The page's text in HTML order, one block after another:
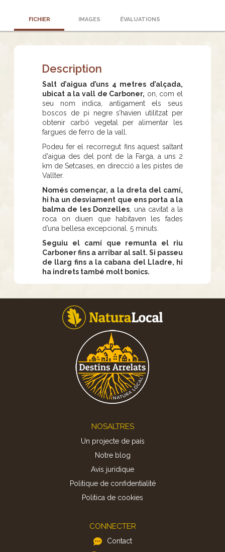
FICHIER IMAGES ÉVALUATIONS
Description
Salt d’aigua d’uns 4 metres d’alçada,
ubicat a la vall de Carboner, on, com el
seu nom indica, antigament els seus
boscos de pi negre s’havien utilitzat per
obtenir carbó vegetal per alimentar les
fargues de ferro de la vall.
Podeu fer el recorregut fins aquest saltant
d'aigua des del pont de la Farga, a uns 2
km de Setcases, en direcció a les pistes de
Vallter.
Només començar, a la dreta del camí,
hi ha un desviament que ens porta a la
balma de les Donzelles , una cavitat a la
roca on diuen que habitaven les fades
d’una bellesa excepcional. 5 minuts.
Seguiu el camí que remunta el riu
Carboner fins a arribar al salt. Si passeu
de llarg fins a la cabana del Lladre, hi
ha indrets també molt bonics.
NOSALTRES
Un projecte de país
Notre blog
Avis juridique
Politique de confidentialité
Politica de cookies
CONNECTER
Contact